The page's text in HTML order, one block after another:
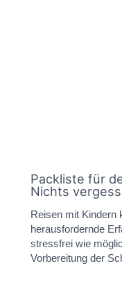
Packliste für
Nichts
Reisen mit Kindern
herausfordernde
stressfrei wie
Vorbereitung der